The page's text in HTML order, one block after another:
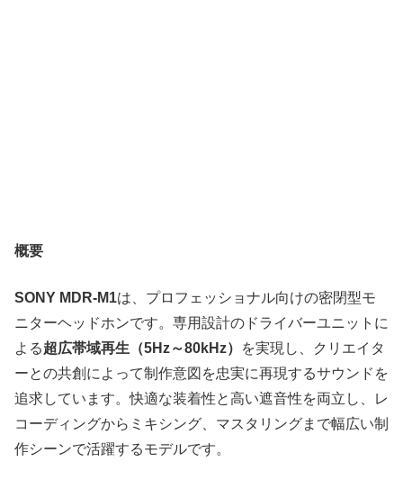
概要
SONY MDR-M1は、プロフェッショナル向けの密閉型モ
ニターヘッドホンです。専用設計のドライバーユニットに
よる超広帯域再生（5Hz～80kHz）
を実現し、クリエイタ
ーとの共創によって制作意図を忠実に再現するサウンドを
追求しています。快適な装着性と高い遮音性を両立し、レ
コーディングからミキシング、マスタリングまで幅広い制
作シーンで活躍するモデルです。